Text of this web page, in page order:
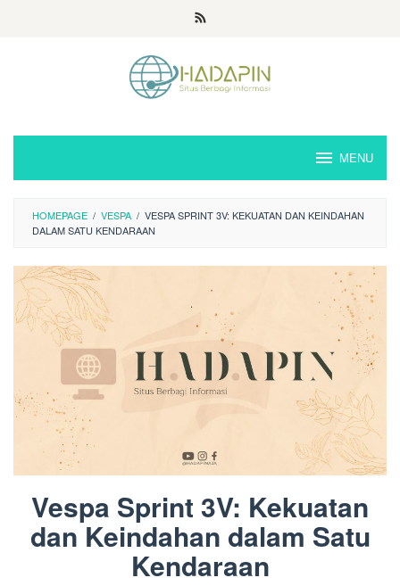
MENU
HOMEPAGE / VESPA / VESPA SPRINT 3V: KEKUATAN DAN KEINDAHAN
DALAM SATU KENDARAAN
Vespa Sprint 3V: Kekuatan
dan Keindahan dalam Satu
Kendaraan